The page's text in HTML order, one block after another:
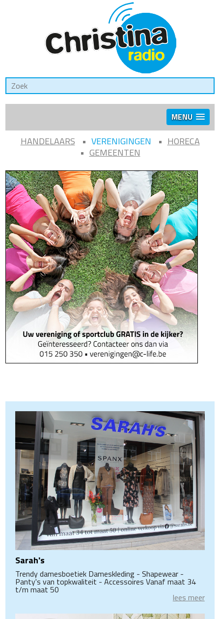
MENU
HANDELAARS VERENIGINGEN
HORECA
GEMEENTEN
Sarah's
Trendy damesboetiek Dameskleding - Shapewear -
Panty's van topkwaliteit - Accessoires Vanaf maat 34
t/m maat 50
lees meer